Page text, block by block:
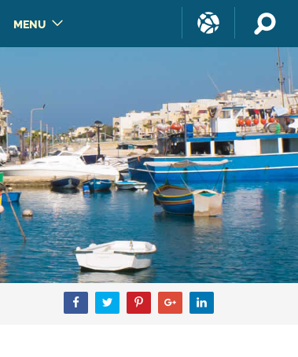
MENU